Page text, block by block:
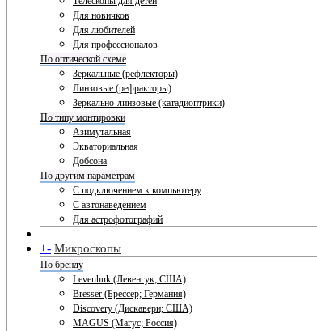
Для новичков
Для любителей
Для профессионалов
По оптической схеме
Зеркальные (рефлекторы)
Линзовые (рефракторы)
Зеркально-линзовые (катадиоптрики)
По типу монтировки
Азимутальная
Экваториальная
Добсона
По другим параметрам
С подключением к компьютеру
С автонаведением
Для астрофотографий
+- Микроскопы
По бренду
Levenhuk (Левенгук; США)
Bresser (Брессер; Германия)
Discovery (Дискавери; США)
MAGUS (Магус; Россия)